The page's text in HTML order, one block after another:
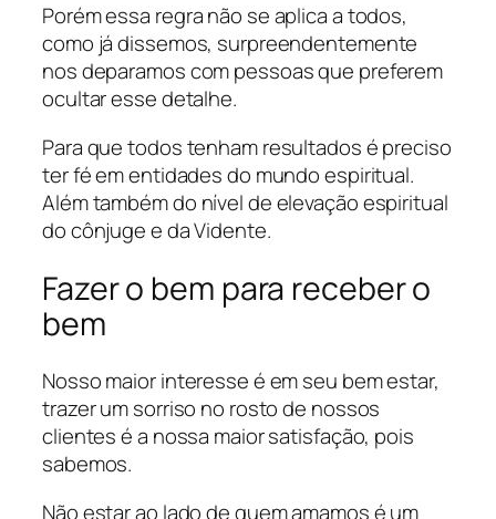
Porém essa regra não se aplica a todos,
como já dissemos, surpreendentemente
nos deparamos com pessoas que preferem
ocultar esse detalhe.
Para que todos tenham resultados é preciso
ter fé em entidades do mundo espiritual.
Além também do nível de elevação espiritual
do cônjuge e da Vidente.
Fazer o bem para receber o
bem
Nosso maior interesse é em seu bem estar,
trazer um sorriso no rosto de nossos
clientes é a nossa maior satisfação, pois
sabemos.
Não estar ao lado de quem amamos é um